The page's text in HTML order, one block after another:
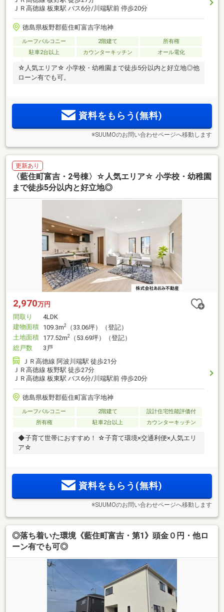
ＪＲ高徳線 板東駅 バス6分/川端駅前 停歩20分
徳島県板野郡藍住町富吉字地神
ルーフバルコニー 2階建て
所有権
駐車2台以上
カウンターキッチン オール電化
☆人気エリア☆ 小学校・幼稚園まで徒歩5分以内と好立地◎他
ローン有でも可。
資料をもらう(無料)
※SUUMOのお問い合わせページへ移動します
更新あり
〈藍住町富吉・2号棟〉☆人気エリア☆ 小学校・幼稚園
まで徒歩5分以内と好立地◎
2,970万円
間取り
4LDK
建物面積 109.3m2
（33.06坪）（登記）
土地面積 177.52m2
（53.69坪）（登記）
総戸数
3戸
ＪＲ高徳線 阿波川端駅 徒歩21分
ＪＲ高徳線 板野駅 徒歩27分
ＪＲ高徳線 板東駅 バス6分/川端駅前 停歩20分
徳島県板野郡藍住町富吉字地神
ルーフバルコニー 2階建て
設計住宅性能評価付
所有権
駐車2台以上 カウンターキッチン
◆子育て世帯におすすめ！ ☆子育て環境×交通利便×人気エリ
ア☆
資料をもらう(無料)
※SUUMOのお問い合わせページへ移動します
◎落ち着いた環境《藍住町富吉・第1》頭金０円・他ロ
ーン有でも可◎